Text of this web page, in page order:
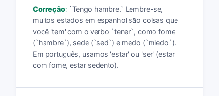
Correção: `Tengo hambre.` Lembre-se,
muitos estados em espanhol são coisas que
você 'tem' com o verbo `tener`, como fome
(`hambre`), sede (`sed`) e medo (`miedo`).
Em português, usamos 'estar' ou 'ser' (estar
com fome, estar sedento).